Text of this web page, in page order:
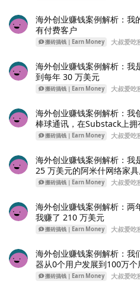
海外创业赚钱案例解析：我
有付费客户
搬砖搞钱｜Earn Money 大叔爱吃
海外创业赚钱案例解析：我
到每年 30 万美元
搬砖搞钱｜Earn Money 大叔爱吃
海外创业赚钱案例解析：我
棒球通讯，在Substack上
搬砖搞钱｜Earn Money 大叔爱吃
海外创业赚钱案例解析：我
25 万美元的阿米什网络家
搬砖搞钱｜Earn Money 大叔爱吃
海外创业赚钱案例解析：两
我赚了 210 万美元
搬砖搞钱｜Earn Money 大叔爱吃
海外创业赚钱案例解析：我
器从0个用户发展到100万
搬砖搞钱｜Earn Money 大叔爱吃